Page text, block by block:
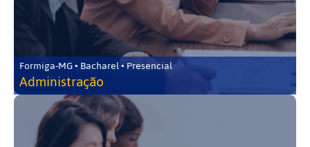
Formiga-MG • Bacharel • Presencial
Administração